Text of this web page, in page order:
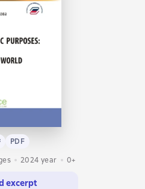
PDF
PDF
2024 year 0+
excerpt